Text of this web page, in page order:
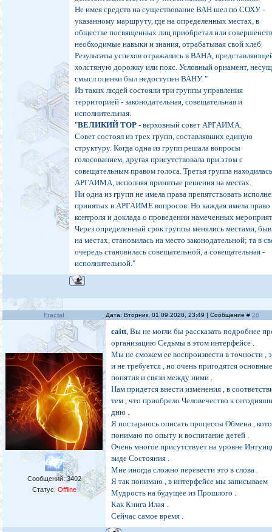
Не имея средств на существование ВАН шел по СОХУ -
указанному маршруту, где на определенных местах, в
обществе посвященных лиц приобретал или
необходимые навыки и знания, отрабатывая свой хлеб.
Результаты успехов отражались в ВАНА,
холстяную дорожку или пояс. Условный орнамент,
смысл оценки был недоступен ВАНУ. "
Из таких людей состояли три группы управления
территорией - законодательная, совещательная и
исполнительная.
"ВЕЛИКИЙ ТОР - верховный совет АРГАИМА.
Совет состоял из трех групп, составлявших единую
структуру. Когда одна из групп решала вопросы
голосованием, другая присутствовала при этом с
совещательным правом голоса. Третья группа
АРГАИМА, исполняя принятые решения на местах.
Ни одна из групп не имела права препятствовать
принятых в АРГАИМЕ вопросов. Но каждая имела право
контроля и доклада о проведении намеченных
Через определенный срок группы менялись местами,
на местах, становилась на место законодательной; та в
очередь становилась совещательной, а совещательная -
исполнительной."
Fractal Дата: Вторник, 01.09.2020, 23:49 | Сообщение #26
Сообщений:3402
Статус: Offline
caitt, Вы не могли бы рассказать подробнее
организацию Седьмы в этом интерфейсе .
Мы не сможем ее воспроизвести в точности ,
и не требуется , но очень пригодятся
понятия и связи между ними .
Нам придется внести изменения , в
тем , что приобрело Человечество к
дню .
Я постараюсь описать процессы Обмена ,
понимаю по опыту и воспитание детей .
Очень многое присутствует на уровне
виде Состояния .
Мне иногда сложно перевести это в слова .
Я так понимаю , в интерфейсе мы записываем
Мудрость на будущее из Прошлого .
Как Книга Илая .
Сейчас самое время .